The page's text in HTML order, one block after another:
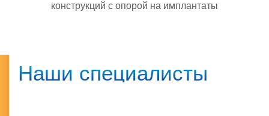
конструкций с опорой на имплантаты
Наши специалисты